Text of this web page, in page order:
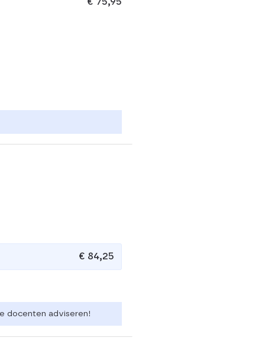
€ 84,25
docenten adviseren!